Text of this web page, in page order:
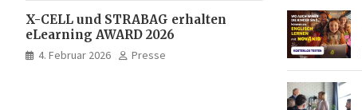
X-CELL und STRABAG erhalten
eLearning AWARD 2026
4. Februar 2026 Presse